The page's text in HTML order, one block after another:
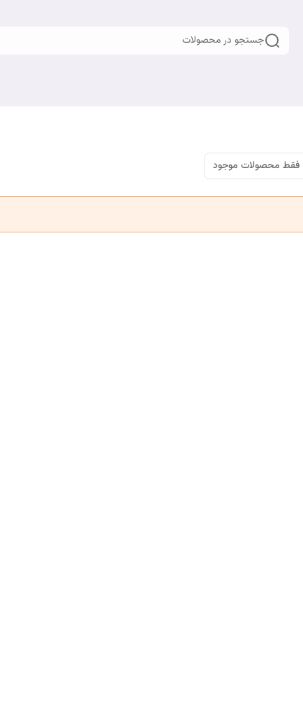
جستجو در محصولات
فقط محصولات موجود